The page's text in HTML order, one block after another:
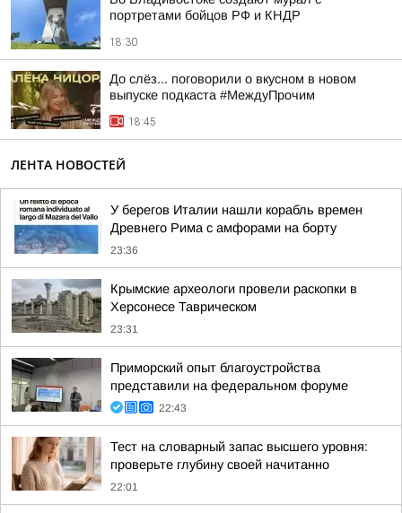
портретами бойцов РФ и КНДР
18:30
До слёз... поговорили о вкусном в новом
выпуске подкаста #МеждуПрочим
18:45
ЛЕНТА НОВОСТЕЙ
У берегов Италии нашли корабль времен
Древнего Рима с амфорами на борту
23:36
Крымские археологи провели раскопки в
Херсонесе Таврическом
23:31
Приморский опыт благоустройства
представили на федеральном форуме
22:43
Тест на словарный запас высшего уровня:
проверьте глубину своей начитанно
22:01